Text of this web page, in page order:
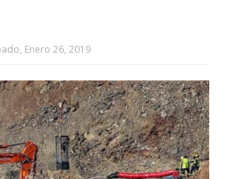
Enero 26, 2019